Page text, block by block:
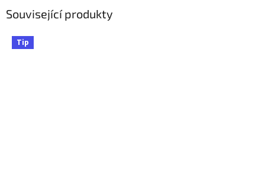
Související produkty
Tip